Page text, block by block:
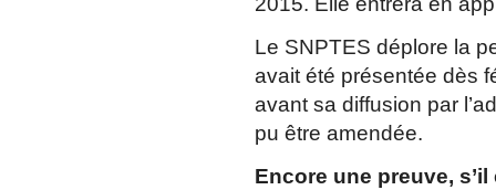
Le SNPTES déplore la
avait été présentée dès
avant sa diffusion par
pu être amendée.
Encore une preuve, s’il